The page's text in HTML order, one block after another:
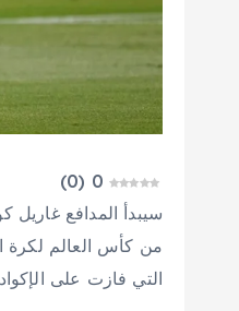
0
(
0
)
من كأس العالم لكرة
التي فازت على